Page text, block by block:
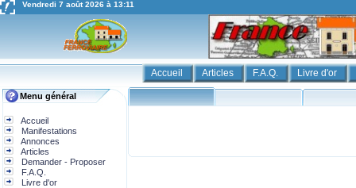
Vendredi 7 août 2026 à 13:11
Accueil Articles F.A.Q. Livre d'or
Menu général
Accueil
Manifestations
Annonces
Articles
Demander - Proposer
F.A.Q.
Livre d'or